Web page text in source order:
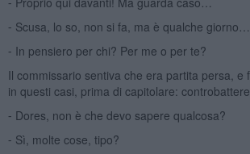
⁃ Scusa, lo so, non si fa, ma è qualche
⁃ In pensiero per chi? Per me o per te?
Il commissario sentiva che era partita persa, e
in questi casi, prima di capitolare: controbattere.
⁃ Dores, non è che devo sapere qualcosa?
⁃ Sì, molte cose, tipo?